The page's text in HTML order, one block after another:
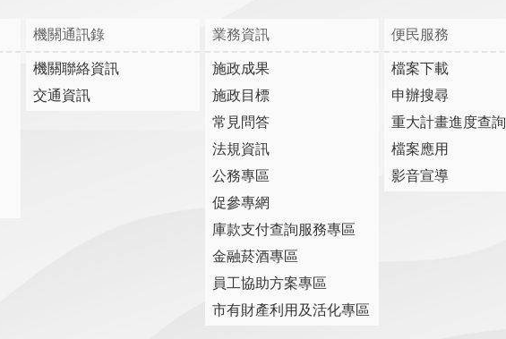
機關通訊錄
機關聯絡資訊
交通資訊
業務資訊
施政成果
施政目標
常見問答
法規資訊
公務專區
促參專網
庫款支付查詢服務專區
金融菸酒專區
員工協助方案專區
市有財產利用及活化專區
便民服務
檔案下載
申辦搜尋
重大計畫進度查詢
檔案應用
影音宣導